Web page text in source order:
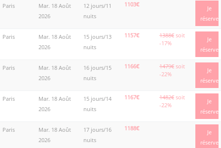
Paris
Mar. 18 Août
2026
12 jours/11
nuits
1103€
Je
réserve
Paris
Mar. 18 Août
2026
15 jours/13
nuits
1157€ 1388€ soit
-17%
Je
réserve
Paris
Mar. 18 Août
2026
16 jours/15
nuits
1166€ 1479€ soit
-22%
Je
réserve
Paris
Mar. 18 Août
2026
15 jours/14
nuits
1167€ 1482€ soit
-22%
Je
réserve
Paris
Mar. 18 Août
2026
17 jours/16
nuits
1188€
Je
réserve